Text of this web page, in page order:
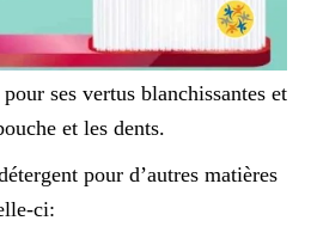
ses vertus blanchissantes et
et les dents.
pour d’autres matières
ci: